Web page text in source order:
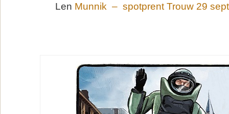
Len Munnik – spotprent Trouw 29 sept